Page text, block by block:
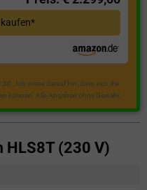
. Ich weise darauf hin, dass sich die
können. Alle Angaben ohne Gewähr.
HLS8T (230 V)